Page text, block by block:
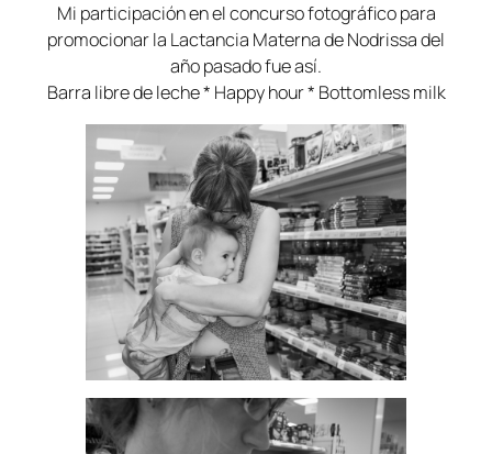
Mi participación en el concurso fotográfico para
promocionar la Lactancia Materna de Nodrissa del
año pasado fue así.
Barra libre de leche * Happy hour * Bottomless milk